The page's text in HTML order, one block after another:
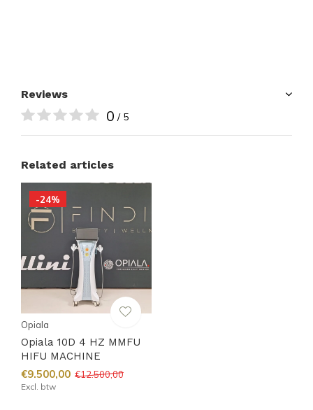
Reviews
0 / 5
Related articles
-24%
Opiala
Opiala 10D 4 HZ MMFU
HIFU MACHINE
€9.500,00 €12.500,00
Excl. btw